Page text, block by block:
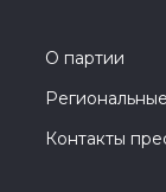
О партии
Контакты